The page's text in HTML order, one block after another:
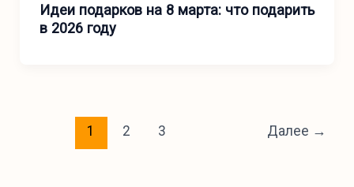
Идеи подарков на 8 марта: что подарить
в 2026 году
1 2 3 Далее →